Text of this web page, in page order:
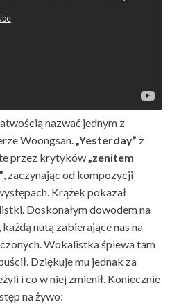
nazwać jednym z
Woongsan.„Yesterday” z
przez krytyków„zenitem
, zaczynając od kompozycji
Krążek pokazał
Doskonałym dowodem na
każdą nutą zabierające nas na
Wokalistka śpiewa tam
Dziękuje mu jednak za
i co w niej zmienił. Koniecznie
na żywo: